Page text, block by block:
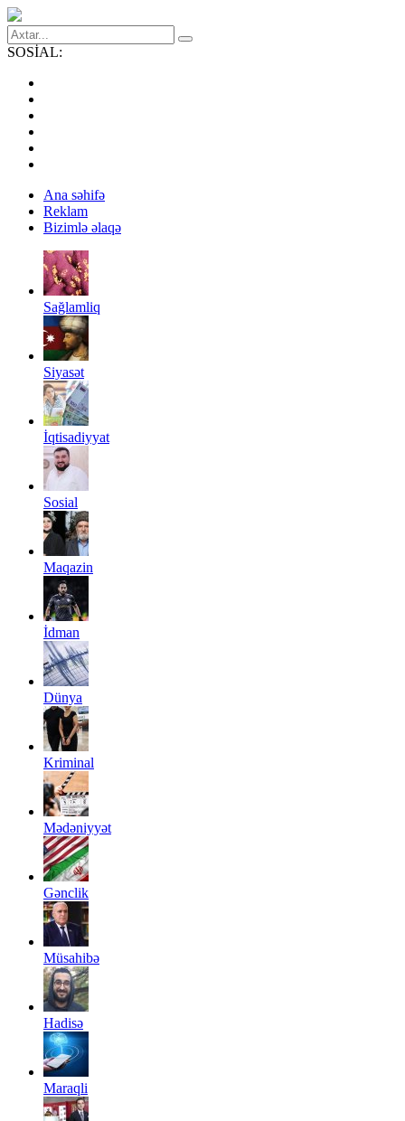
SOSİAL:
Ana səhifə
Reklam
Bizimlə əlaqə
Sağlamliq
Siyasət
İqtisadiyyat
Sosial
Maqazin
İdman
Dünya
Kriminal
Mədəniyyət
Gənclik
Müsahibə
Hadisə
Maraqli